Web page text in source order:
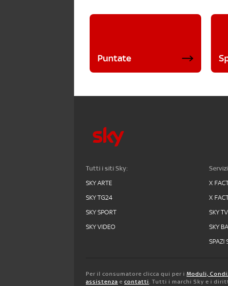
Puntate
Tutti i siti Sky:
SKY ARTE
SKY TG24
SKY SPORT
SKY VIDEO
X
X
SKY TV
SKY
SPAZI
Per il consumatore clicca qui per i Moduli,
assistenza e contatti. Tutti i marchi Sky e i